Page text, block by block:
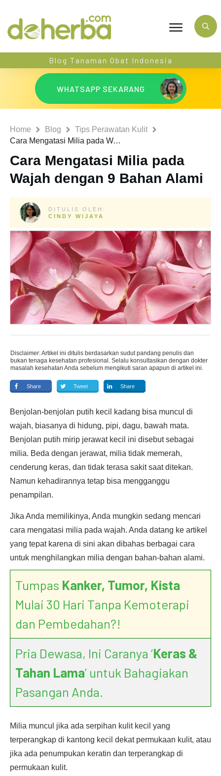
Blog Tanaman Obat Indonesia
WHATSAPP SEKARANG
Home Blog
Tips Perawatan Kulit
Cara Mengatasi Milia pada Wajah dengan 9 Bahan Alami
Cara Mengatasi Milia pada
Wajah dengan 9 Bahan Alami
DITULIS OLEH:
CINDY WIJAYA
Disclaimer: Artikel ini ditulis berdasarkan sudut pandang penulis dan
bukan tenaga kesehatan profesional. Selalu konsultasikan dengan dokter
masalah kesehatan Anda sebelum mengikuti saran apapun di artikel ini.
Share Tweet Share
Benjolan-benjolan putih kecil kadang bisa muncul di
wajah, biasanya di hidung, pipi, dagu, bawah mata.
Benjolan putih mirip jerawat kecil ini disebut sebagai
milia. Beda dengan jerawat, milia tidak memerah,
cenderung keras, dan tidak terasa sakit saat ditekan.
Namun kehadirannya tetap bisa mengganggu
penampilan.
Jika Anda memilikinya, Anda mungkin sedang mencari
cara mengatasi milia pada wajah. Anda datang ke artikel
yang tepat karena di sini akan dibahas berbagai cara
untuk menghilangkan milia dengan bahan-bahan alami.
Tumpas Kanker, Tumor, Kista
Mulai 30 Hari Tanpa Kemoterapi
dan Pembedahan?!
Pria Dewasa, Ini Caranya ‘Keras &
Tahan Lama’ untuk Bahagiakan
Pasangan Anda.
Milia muncul jika ada serpihan kulit kecil yang
terperangkap di kantong kecil dekat permukaan kulit, atau
jika ada penumpukan keratin dan terperangkap di
permukaan kulit.